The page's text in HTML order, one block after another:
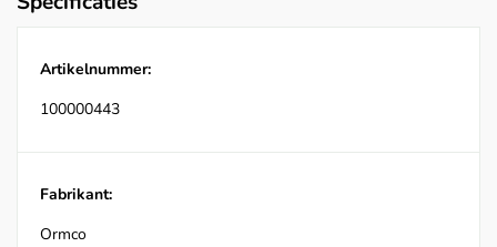
Artikelnummer:
100000443
Fabrikant:
Ormco